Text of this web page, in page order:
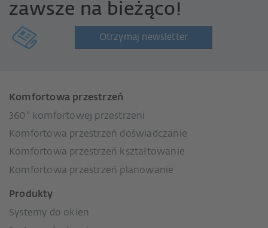
zawsze na bieżąco!
Otrzymaj newsletter
Komfortowa przestrzeń
360° komfortowej przestrzeni
Komfortowa przestrzeń doświadczanie
Komfortowa przestrzeń kształtowanie
Komfortowa przestrzeń planowanie
Produkty
Systemy do okien